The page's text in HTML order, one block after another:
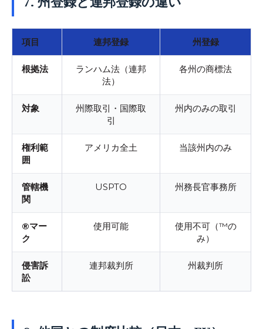
項目 連邦登録 州登録
根拠法
ランハム法（連邦
法）
各州の商標法
対象
州際取引・国際取
引
州内のみの取引
権利範
囲
アメリカ全土 当該州内のみ
管轄機
関
USPTO 州務長官事務所
®マー
ク
使用可能
使用不可（™の
み）
侵害訴
訟
連邦裁判所 州裁判所